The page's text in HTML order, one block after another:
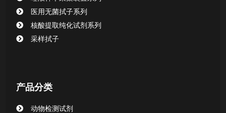
清洁验证棉签系列
动物检测试剂
医用无菌拭子系列
核酸提取纯化试剂系列
采样拭子
产品分类
动物检测试剂